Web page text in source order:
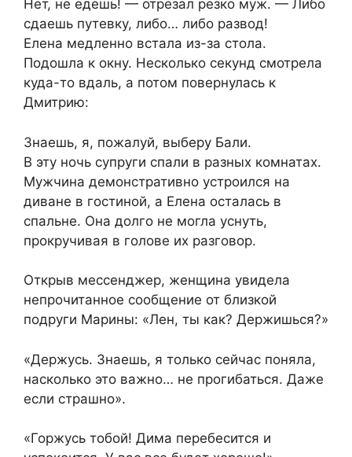
Нет, не едешь! — отрезал резко муж. — Либо
сдаешь путевку, либо… либо развод!
Елена медленно встала из-за стола.
Подошла к окну. Несколько секунд смотрела
куда-то вдаль, а потом повернулась к
Дмитрию:
Знаешь, я, пожалуй, выберу Бали.
В эту ночь супруги спали в разных комнатах.
Мужчина демонстративно устроился на
диване в гостиной, а Елена осталась в
спальне. Она долго не могла уснуть,
прокручивая в голове их разговор.
Открыв мессенджер, женщина увидела
непрочитанное сообщение от близкой
подруги Марины: «Лен, ты как? Держишься?»
«Держусь. Знаешь, я только сейчас поняла,
насколько это важно… не прогибаться. Даже
если страшно».
«Горжусь тобой! Дима перебесится и